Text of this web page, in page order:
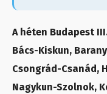
A héten Budapest
Bács-Kiskun,
Csongrád-Csanád,
Nagykun-Szolnok,